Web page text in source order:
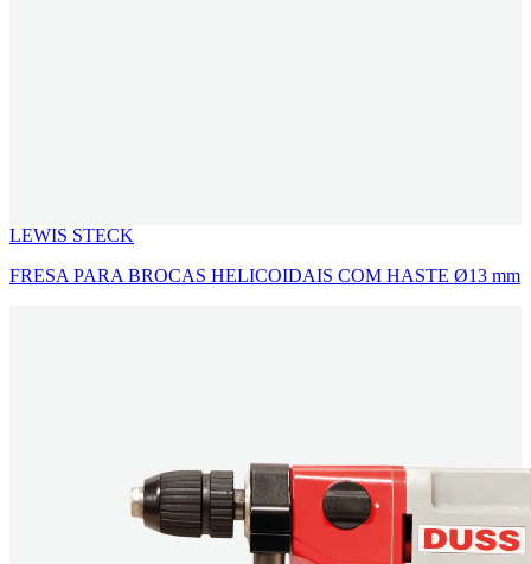
LEWIS STECK
FRESA PARA BROCAS HELICOIDAIS COM HASTE Ø13 mm